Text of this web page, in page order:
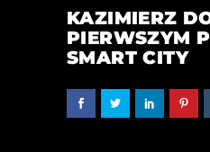
KAZIMIERZ
PIERWSZYM
SMART CITY